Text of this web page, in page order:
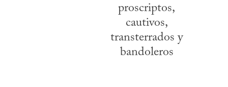
proscriptos,
cautivos,
transterrados y
bandoleros